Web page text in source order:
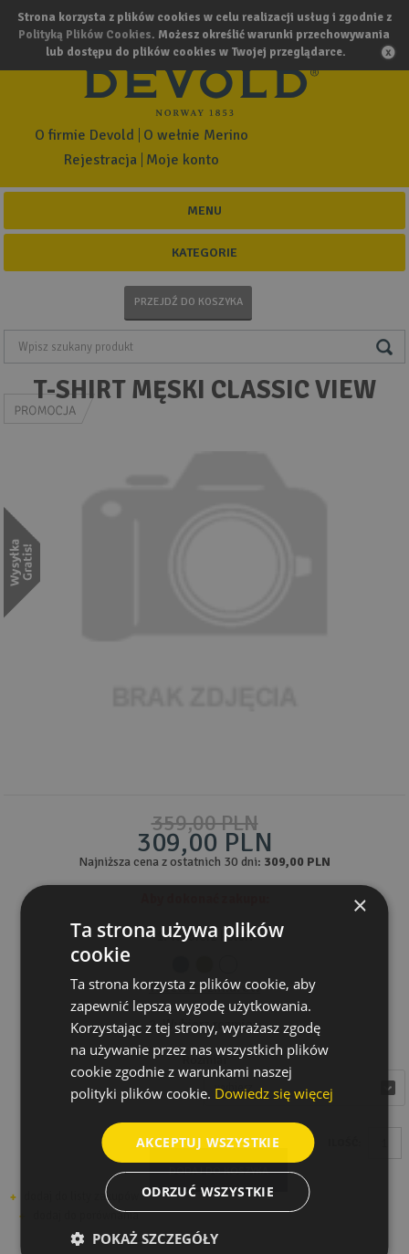
Strona korzysta z plików cookies w celu realizacji usług i zgodnie z
Polityką Plików Cookies. Możesz określić warunki przechowywania
lub dostępu do plików cookies w Twojej przeglądarce.
Rejestracja Moje konto
O firmie Devold O wełnie Merino
MENU
KATEGORIE
PRZEJDŹ DO KOSZYKA
T-SHIRT MĘSKI CLASSIC VIEW
359,00 PLN
309,00 PLN
Najniższa cena z ostatnich 30 dni: 309,00 PLN
1. Wybierz kolor:
Tabela rozmiarów
2. Wybierz rozmiar:
Rozmiar
wybierz
wybierz
dodaj do listy zakupów
dodaj do porównania
DODAJ DO KOSZYKA
×
Ta strona używa plików
cookie
Ta strona korzysta z plików cookie, aby
zapewnić lepszą wygodę użytkowania.
Korzystając z tej strony, wyrażasz zgodę
na używanie przez nas wszystkich plików
cookie zgodnie z warunkami naszej
polityki plików cookie. Dowiedz się więcej
AKCEPTUJ WSZYSTKIE
ODRZUĆ WSZYSTKIE
POKAŻ SZCZEGÓŁY